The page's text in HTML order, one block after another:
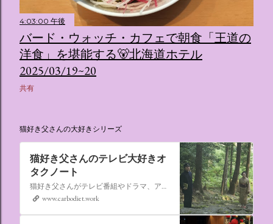
4:03:00 午後
バード・ウォッチ・カフェで朝食「王道の
洋食」を堪能する🐻北海道ホテル
2025/03/19~20
共有
猫好き父さんの大好きシリーズ
猫好き父さんのテレビ大好きオ
タクノート
猫好き父さんがテレビ番組やドラマ、アニメ、特撮ヒーロー,そしてダイエットについて書いたブログです。
www.carbodiet.work